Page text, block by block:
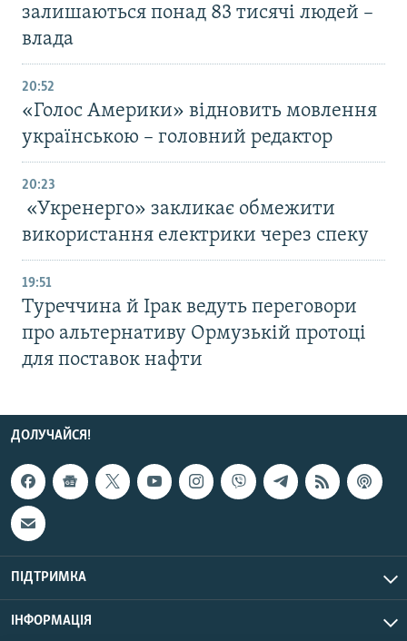
залишаються понад 83 тисячі людей –
влада
20:52
«Голос Америки» відновить мовлення
українською – головний редактор
20:23
«Укренерго» закликає обмежити
використання електрики через спеку
19:51
Туреччина й Ірак ведуть переговори
про альтернативу Ормузькій протоці
для поставок нафти
ДОЛУЧАЙСЯ!
ПІДТРИМКА
ІНФОРМАЦІЯ